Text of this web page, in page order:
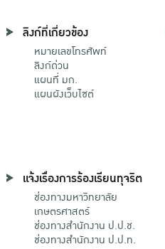
ลิงก์ที่เกี่ยวข้อง
หมายเลขโทรศัพท์
ลิงก์ด่วน
แผนที่ มก.
แผนผังเว็บไซต์
แจ้งเรื่องการร้องเรียนทุจริต
ช่องทางมหาวิทยาลัย
เกษตรศาสตร์
ช่องทางสำนักงาน ป.ป.ช.
ช่องทางสำนักงาน ป.ป.ท.